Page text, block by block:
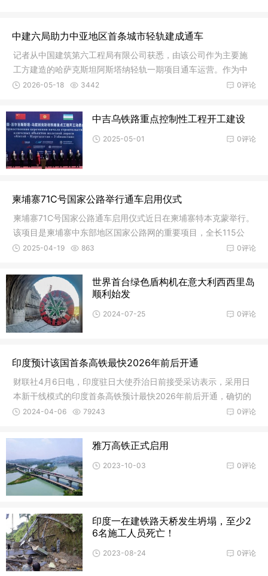
中建六局助力中亚地区首条城市轻轨建成通车
记者从中国建筑第六工程局有限公司获悉，由该公司作为主要施
工方建造的哈萨克斯坦阿斯塔纳轻轨一期项目通车运营。作为中
亚地区首
0评论
2026-05-18 3442
中吉乌铁路重点控制性工程开工建设
0评论
2025-05-01
柬埔寨71C号国家公路举行通车启用仪式
柬埔寨71C号国家公路通车启用仪式近日在柬埔寨特本克蒙举行。
该项目是柬埔寨中东部地区国家公路网的重要项目，全长115公
里。由上
0评论
2025-04-19 863
世界首台绿色盾构机在意大利西西里岛
顺利始发
0评论
2024-07-25
印度预计该国首条高铁最快2026年前后开通
财联社4月6日电，印度驻日大使乔治日前接受采访表示，采用日
本新干线模式的印度首条高铁预计最快2026年前后开通，确切的
日程正
0评论
2024-04-06 79243
雅万高铁正式启用
0评论
2023-10-03
印度一在建铁路天桥发生坍塌，至少2
6名施工人员死亡！
0评论
2023-08-24